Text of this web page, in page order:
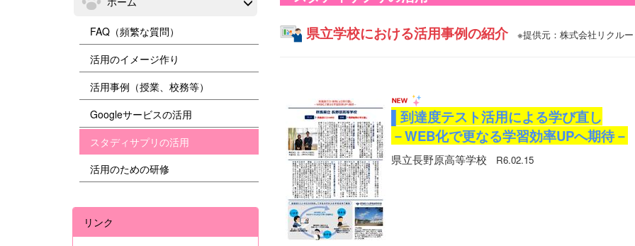
県立学校における活用事例の紹介※提供元：株式会社リクルー
▌到達度テスト活用による学び直し
－WEB化で更なる学習効率UPへ期待－
県立長野原高等学校 R6.02.15
FAQ（頻繁な質問）
活用のイメージ作り
活用事例（授業、校務等）
Googleサービスの活用
スタディサプリの活用
活用のための研修
リンク